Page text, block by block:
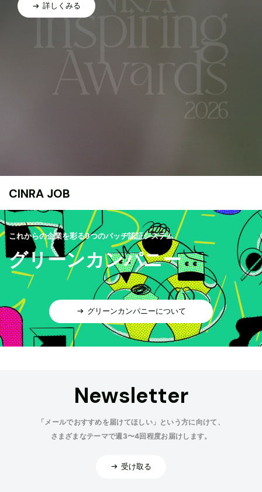
詳しくみる
CINRA JOB
これからの企業を彩る9つのバッヂ認証システム
グリーンカンパニー
グリーンカンパニーについて
Newsletter
「メールでおすすめを届けてほしい」という方に向けて、
さまざまなテーマで週3〜4回程度お届けします。
受け取る